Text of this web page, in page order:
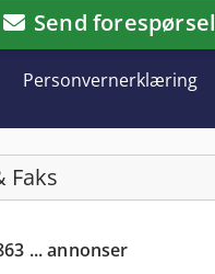
Send forespørsel
Personvernerklæring
Faks
... annonser